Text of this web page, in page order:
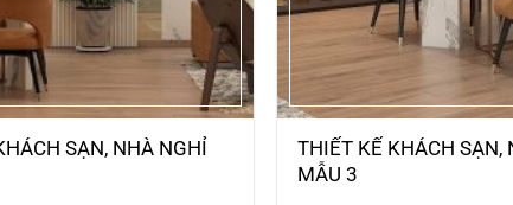
SẠN, NHÀ NGHỈ
THIẾT KẾ KHÁCH SẠN,
MẪU 3